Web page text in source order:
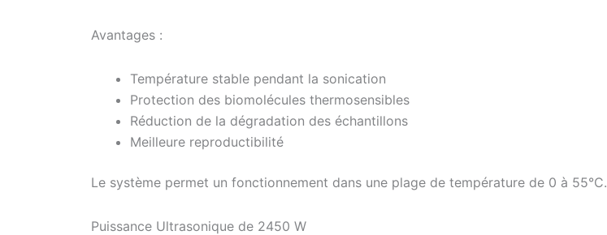
Avantages :
Température stable pendant la sonication
Protection des biomolécules thermosensibles
Réduction de la dégradation des échantillons
Meilleure reproductibilité
Le système permet un fonctionnement dans une plage de température de 0 à 55°C.
Puissance Ultrasonique de 2450 W